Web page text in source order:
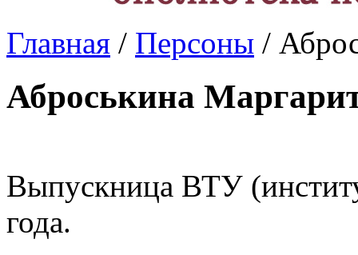
Главная / Персоны /
Аброськина
Выпускница ВТУ
года.